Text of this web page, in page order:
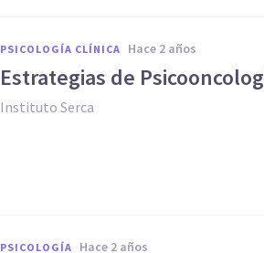
PSICOLOGÍA CLÍNICA hace 2 años
Estrategias de
Instituto Serca
PSICOLOGÍA hace 2 años